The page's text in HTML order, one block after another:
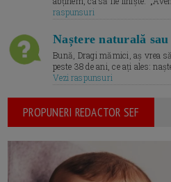
raspunsuri
Naștere naturală
Bună, Dragi mămici, aș vrea
peste 38 de ani, ce ați ales:
Vezi raspunsuri
PROPUNERI REDACTOR SEF